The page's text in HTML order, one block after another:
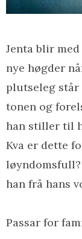
Jenta blir
nye høgder
plutseleg står
tonen og
han stiller til
Kva er dette
han frå hans
Passar for